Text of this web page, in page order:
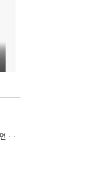
6만원 고기 먹고 징역 1년?…'무전취식' 소액이라도 상습이면 사기죄